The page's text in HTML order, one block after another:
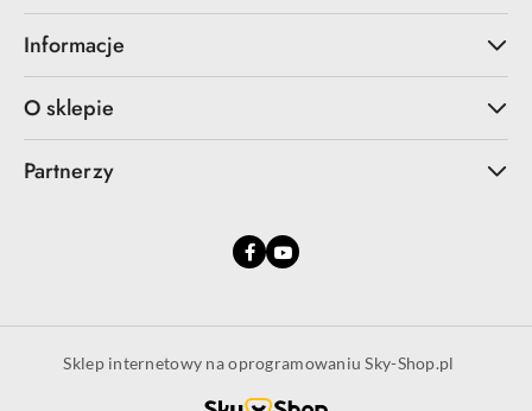
Informacje
O sklepie
Partnerzy
Sklep internetowy na oprogramowaniu Sky-Shop.pl